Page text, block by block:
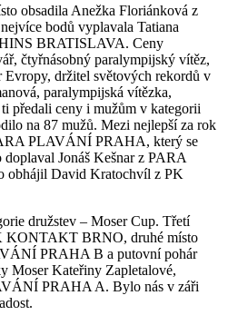
obsadila Anežka Floriánková z
bodů vyplavala Tatiana
BRATISLAVA. Ceny
čtyřnásobný paralympijský vítěz,
Evropy, držitel světových rekordů v
paralympijská vítězka,
předali ceny i mužům v kategorii
na 87 mužů. Mezi nejlepší za rok
PLAVÁNÍ PRAHA, který se
Jonáš Kešnar z PARA
David Kratochvíl z PK
družstev – Moser Cup. Třetí
KONTAKT BRNO, druhé místo
PRAHA B a putovní pohár
Moser Kateřiny Zapletalové,
PRAHA A. Bylo nás v záři